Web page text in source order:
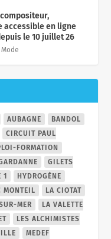
accessible en ligne
le 10 juillet 26
AUBAGNE
BANDOL
CIRCUIT PAUL
FORMATION
GILETS
1
HYDROGÈNE
MONTEIL
LA CIOTAT
MER
LA VALETTE
LES ALCHIMISTES
MEDEF